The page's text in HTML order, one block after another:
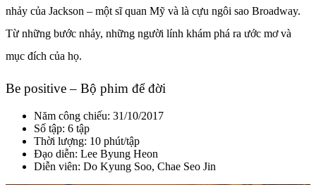
nhảy của Jackson – một sĩ quan Mỹ và là cựu ngôi sao Broadway.
Từ những bước nhảy, những người lính khám phá ra ước mơ và
mục đích của họ.
Be positive – Bộ phim để đời
Năm công chiếu: 31/10/2017
Số tập: 6 tập
Thời lượng: 10 phút/tập
Đạo diễn: Lee Byung Heon
Diễn viên: Do Kyung Soo, Chae Seo Jin